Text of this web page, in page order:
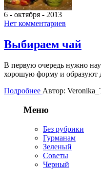
6 - октября - 2013
Нет комментариев
Выбираем чай
В первую очередь нужно
хорошую форму и образуют
Подробнее Автор:
Меню
Без рубрики
Гурманам
Зеленый
Советы
Черный